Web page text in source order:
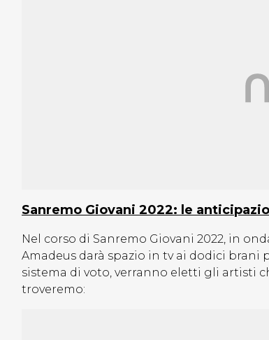
Sanremo Giovani 2022: le
Nel corso di Sanremo Giovani 2022, in
Amadeus darà spazio in tv ai dodici brani
sistema di voto, verranno eletti gli artisti
troveremo: